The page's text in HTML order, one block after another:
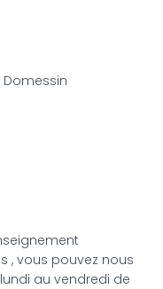
, vous pouvez nous
au vendredi de